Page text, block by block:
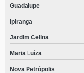
Guadalupe
Ipiranga
Jardim Celina
Maria Luíza
Nova Petrópolis